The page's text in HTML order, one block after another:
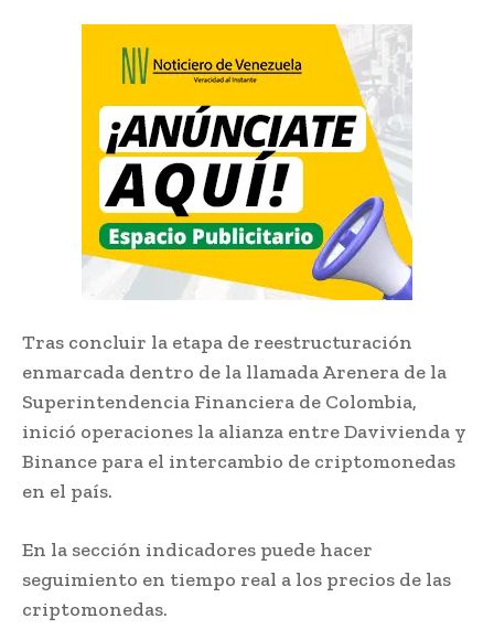
Tras concluir la etapa de reestructuración
enmarcada dentro de la llamada Arenera de la
Superintendencia Financiera de Colombia,
inició operaciones la alianza entre Davivienda y
Binance para el intercambio de criptomonedas
en el país.
En la sección indicadores puede hacer
seguimiento en tiempo real a los precios de las
criptomonedas.